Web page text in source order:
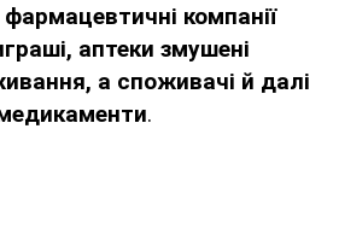
фармацевтичні компанії
аптеки змушені
а споживачі й далі
.